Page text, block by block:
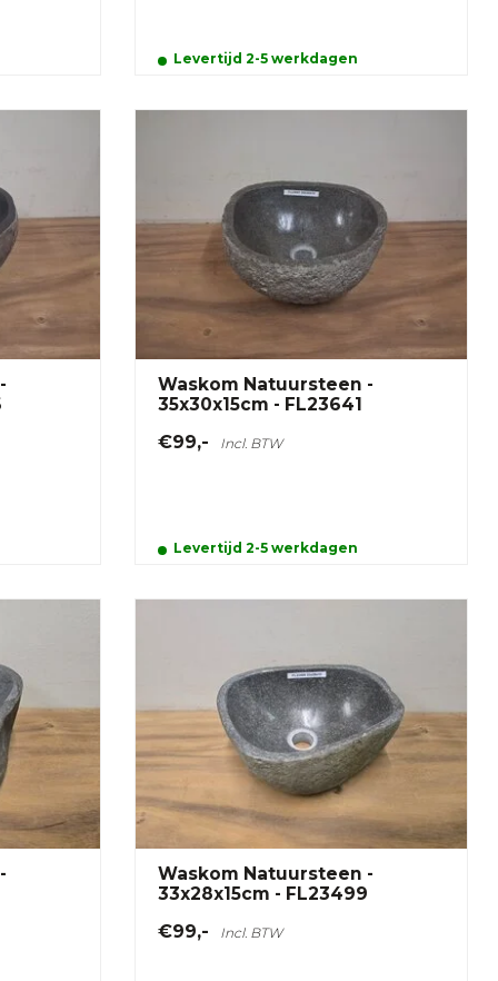
Levertijd 2-5 werkdagen
Waskom Natuursteen -
35x30x15cm - FL23641
€99,- Incl. BTW
Levertijd 2-5 werkdagen
Waskom Natuursteen -
33x28x15cm - FL23499
€99,- Incl. BTW